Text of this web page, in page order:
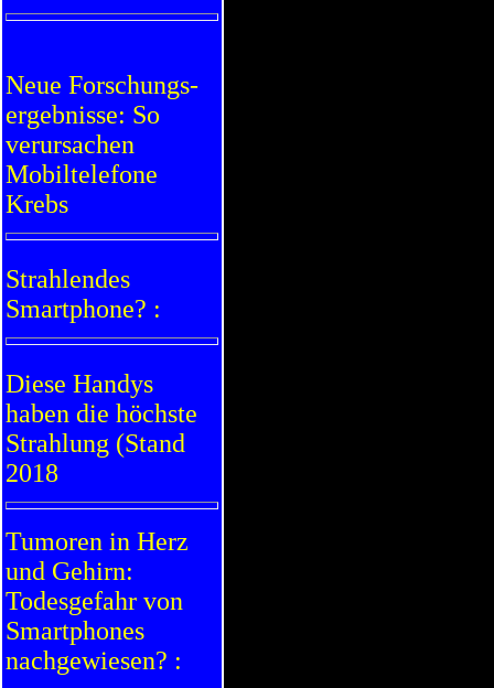
Neue Forschungs-
ergebnisse: So
verursachen
Mobiltelefone
Krebs
Strahlendes
Smartphone? :
Diese Handys
haben die höchste
Strahlung (Stand
2018
Tumoren in Herz
und Gehirn:
Todesgefahr von
Smartphones
nachgewiesen? :